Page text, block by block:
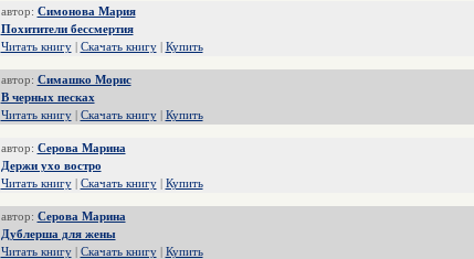
автор: Симонова Мария
Похитители бессмертия
Читать книгу| Скачать книгу| Купить
автор: Симашко Морис
В черных песках
Читать книгу| Скачать книгу| Купить
автор: Серова Марина
Держи ухо востро
Читать книгу| Скачать книгу| Купить
автор: Серова Марина
Дублерша для жены
Читать книгу| Скачать книгу| Купить